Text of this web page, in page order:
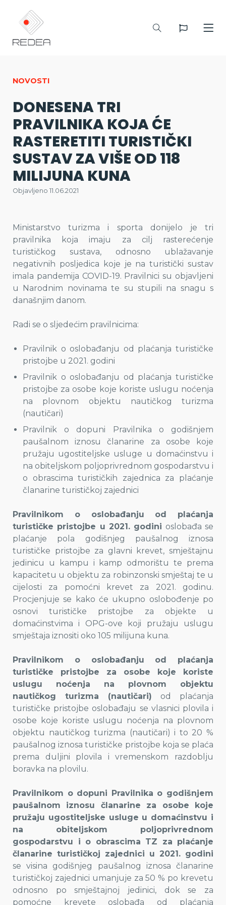
NOVOSTI
DONESENA TRI
PRAVILNIKA KOJA ĆE
RASTERETITI TURISTIČKI
SUSTAV ZA VIŠE OD 118
MILIJUNA KUNA
Objavljeno 11.06.2021
Ministarstvo turizma i sporta donijelo je tri
pravilnika koja imaju za cilj rasterećenje
turističkog sustava, odnosno ublažavanje
negativnih posljedica koje je na turistički sustav
imala pandemija COVID-19. Pravilnici su objavljeni
u Narodnim novinama te su stupili na snagu s
današnjim danom.
Radi se o sljedećim pravilnicima:
Pravilnik o oslobađanju od plaćanja turističke
pristojbe u 2021. godini
Pravilnik o oslobađanju od plaćanja turističke
pristojbe za osobe koje koriste uslugu noćenja
na plovnom objektu nautičkog turizma
(nautičari)
Pravilnik o dopuni Pravilnika o godišnjem
paušalnom iznosu članarine za osobe koje
pružaju ugostiteljske usluge u domaćinstvu i
na obiteljskom poljoprivrednom gospodarstvu i
o obrascima turističkih zajednica za plaćanje
članarine turističkoj zajednici
Pravilnikom o oslobađanju od plaćanja
turističke pristojbe u 2021. godini oslobađa se
plaćanje pola godišnjeg paušalnog iznosa
turističke pristojbe za glavni krevet, smještajnu
jedinicu u kampu i kamp odmorištu te prema
kapacitetu u objektu za robinzonski smještaj te u
cijelosti za pomoćni krevet za 2021. godinu.
Procjenjuje se kako će ukupno oslobođenje po
osnovi turističke pristojbe za objekte u
domaćinstvima i OPG-ove koji pružaju uslugu
smještaja iznositi oko 105 milijuna kuna.
Pravilnikom o oslobađanju od plaćanja
turističke pristojbe za osobe koje koriste
uslugu noćenja na plovnom objektu
nautičkog turizma (nautičari) od plaćanja
turističke pristojbe oslobađaju se vlasnici plovila i
osobe koje koriste uslugu noćenja na plovnom
objektu nautičkog turizma (nautičari) i to 20 %
paušalnog iznosa turističke pristojbe koja se plaća
prema duljini plovila i vremenskom razdoblju
boravka na plovilu.
Pravilnikom o dopuni Pravilnika o godišnjem
paušalnom iznosu članarine za osobe koje
pružaju ugostiteljske usluge u domaćinstvu i
na obiteljskom poljoprivrednom
gospodarstvu i o obrascima TZ za plaćanje
članarine turističkoj zajednici u 2021. godini
se visina godišnjeg paušalnog iznosa članarine
turističkoj zajednici umanjuje za 50 % po krevetu
odnosno po smještajnoj jedinici, dok se za
pomoćne krevete oslobađa od plaćanja